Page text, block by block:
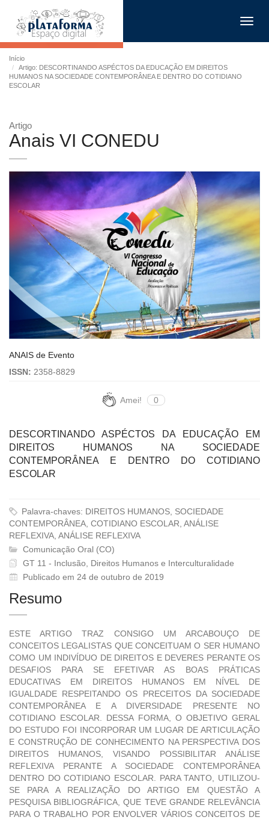
Início
Artigo: DESCORTINANDO ASPÉCTOS DA EDUCAÇÃO EM DIREITOS
HUMANOS NA SOCIEDADE CONTEMPORÂNEA E DENTRO DO COTIDIANO
ESCOLAR
Artigo
Anais VI CONEDU
ANAIS de Evento
ISSN: 2358-8829
Amei! 0
DESCORTINANDO ASPÉCTOS DA EDUCAÇÃO EM
DIREITOS HUMANOS NA SOCIEDADE
CONTEMPORÂNEA E DENTRO DO COTIDIANO
ESCOLAR
Palavra-chaves: DIREITOS HUMANOS, SOCIEDADE
CONTEMPORÂNEA, COTIDIANO ESCOLAR, ANÁLISE
REFLEXIVA, ANÁLISE REFLEXIVA
Comunicação Oral (CO)
GT 11 - Inclusão, Direitos Humanos e Interculturalidade
Publicado em 24 de outubro de 2019
Resumo
ESTE ARTIGO TRAZ CONSIGO UM ARCABOUÇO DE
CONCEITOS LEGALISTAS QUE CONCEITUAM O SER HUMANO
COMO UM INDIVÍDUO DE DIREITOS E DEVERES PERANTE OS
DESAFIOS PARA SE EFETIVAR AS BOAS PRÁTICAS
EDUCATIVAS EM DIREITOS HUMANOS EM NÍVEL DE
IGUALDADE RESPEITANDO OS PRECEITOS DA SOCIEDADE
CONTEMPORÂNEA E A DIVERSIDADE PRESENTE NO
COTIDIANO ESCOLAR. DESSA FORMA, O OBJETIVO GERAL
DO ESTUDO FOI INCORPORAR UM LUGAR DE ARTICULAÇÃO
E CONSTRUÇÃO DE CONHECIMENTO NA PERSPECTIVA DOS
DIREITOS HUMANOS, VISANDO POSSIBILITAR ANÁLISE
REFLEXIVA PERANTE A SOCIEDADE CONTEMPORÂNEA
DENTRO DO COTIDIANO ESCOLAR. PARA TANTO, UTILIZOU-
SE PARA A REALIZAÇÃO DO ARTIGO EM QUESTÃO A
PESQUISA BIBLIOGRÁFICA, QUE TEVE GRANDE RELEVÂNCIA
PARA O TRABALHO POR ENVOLVER VÁRIOS CONCEITOS DE